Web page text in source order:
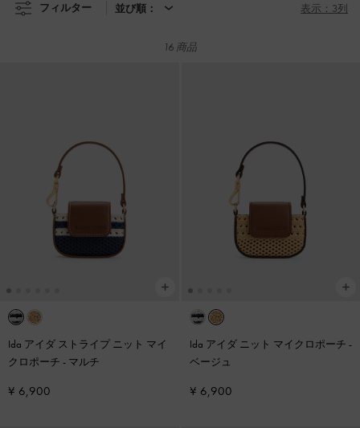
ファッショナブルなリストレットとポーチは、コーディネ
フィルター 並び順： 表示：3列
16 商品
Ida アイダ ストライプ ニット マイ
クロポーチ - マルチ
¥ 6,900
Ida アイダ ニット マイクロポーチ -
ベージュ
¥ 6,900